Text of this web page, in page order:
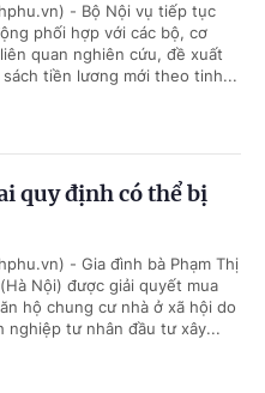
- Bộ Nội vụ tiếp tục
phối hợp với các bộ, cơ
quan nghiên cứu, đề xuất
tiền lương mới theo tinh...
quy định có thể bị
- Gia đình bà Phạm Thị
Nội) được giải quyết mua
hộ chung cư nhà ở xã hội do
nghiệp tư nhân đầu tư xây...